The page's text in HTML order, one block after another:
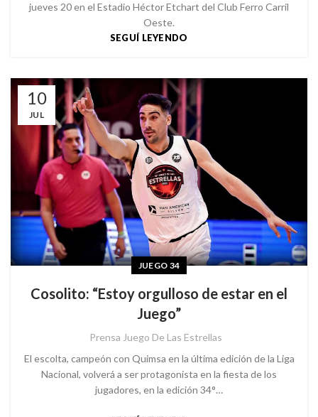
jueves 20 en el Estadio Héctor Etchart del Club Ferro Carril
Oeste.
SEGUÍ LEYENDO
10
JUL
JUEGO 34
Cosolito: “Estoy orgulloso de estar en el
Juego”
Prensa Juego De Las Estrellas
El escolta, campeón con Quimsa en la última edición de la Liga
Nacional, volverá a ser protagonista en la fiesta de los
jugadores, en la edición 34°…